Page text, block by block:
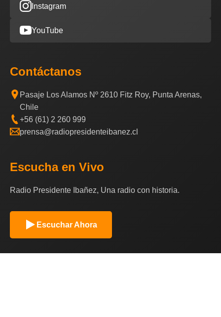
Instagram
YouTube
Contáctanos
Pasaje Los Alamos Nº 2610 Fitz Roy, Punta Arenas,
Chile
+56 (61) 2 260 999
prensa@radiopresidenteibanez.cl
Escucha en Vivo
Radio Presidente Ibañez, Una radio con historia.
Escuchar Ahora